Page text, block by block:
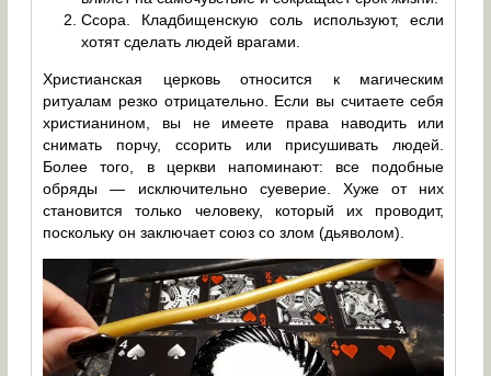
Ссора. Кладбищенскую соль используют, если
хотят сделать людей врагами.
Христианская церковь относится к магическим
ритуалам резко отрицательно. Если вы считаете себя
христианином, вы не имеете права наводить или
снимать порчу, ссорить или присушивать людей.
Более того, в церкви напоминают: все подобные
обряды — исключительно суеверие. Хуже от них
становится только человеку, который их проводит,
поскольку он заключает союз со злом (дьяволом).